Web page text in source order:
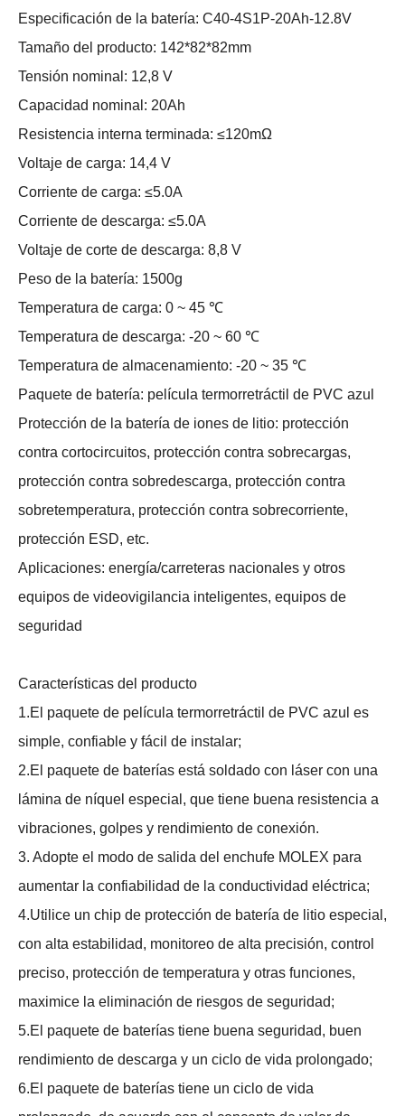
Especificación de la batería: C40-4S1P-20Ah-12.8V
Tamaño del producto: 142*82*82mm
Tensión nominal: 12,8 V
Capacidad nominal: 20Ah
Resistencia interna terminada: ≤120mΩ
Voltaje de carga: 14,4 V
Corriente de carga: ≤5.0A
Corriente de descarga: ≤5.0A
Voltaje de corte de descarga: 8,8 V
Peso de la batería: 1500g
Temperatura de carga: 0 ~ 45 ℃
Temperatura de descarga: -20 ~ 60 ℃
Temperatura de almacenamiento: -20 ~ 35 ℃
Paquete de batería: película termorretráctil de PVC azul
Protección de la batería de iones de litio: protección
contra cortocircuitos, protección contra sobrecargas,
protección contra sobredescarga, protección contra
sobretemperatura, protección contra sobrecorriente,
protección ESD, etc.
Aplicaciones: energía/carreteras nacionales y otros
equipos de videovigilancia inteligentes, equipos de
seguridad
Características del producto
1.El paquete de película termorretráctil de PVC azul es
simple, confiable y fácil de instalar;
2.El paquete de baterías está soldado con láser con una
lámina de níquel especial, que tiene buena resistencia a
vibraciones, golpes y rendimiento de conexión.
3. Adopte el modo de salida del enchufe MOLEX para
aumentar la confiabilidad de la conductividad eléctrica;
4.Utilice un chip de protección de batería de litio especial,
con alta estabilidad, monitoreo de alta precisión, control
preciso, protección de temperatura y otras funciones,
maximice la eliminación de riesgos de seguridad;
5.El paquete de baterías tiene buena seguridad, buen
rendimiento de descarga y un ciclo de vida prolongado;
6.El paquete de baterías tiene un ciclo de vida